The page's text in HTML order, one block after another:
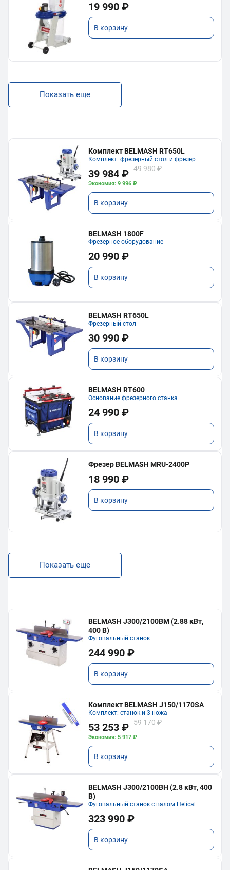
19 990 ₽
В корзину
Показать еще
Комплект BELMASH RT650L
Комплект: фрезерный стол и фрезер
39 984 ₽ 49 980 ₽
Экономия: 9 996 ₽
В корзину
BELMASH 1800F
Фрезерное оборудование
20 990 ₽
В корзину
BELMASH RT650L
Фрезерный стол
30 990 ₽
В корзину
BELMASH RT600
Основание фрезерного станка
24 990 ₽
В корзину
Фрезер BELMASH MRU-2400P
18 990 ₽
В корзину
Показать еще
BELMASH J300/2100ВМ (2.88 кВт,
400 В)
Фуговальный станок
244 990 ₽
В корзину
Комплект BELMASH J150/1170SA
Комплект: станок и 3 ножа
53 253 ₽ 59 170 ₽
Экономия: 5 917 ₽
В корзину
BELMASH J300/2100ВH (2.8 кВт, 400
В)
Фуговальный станок с валом Helical
323 990 ₽
В корзину